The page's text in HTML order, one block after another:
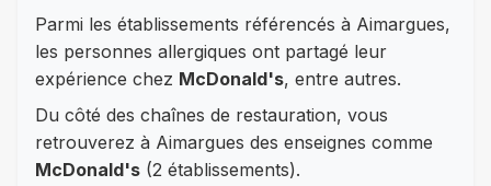
Parmi les établissements référencés à Aimargues,
les personnes allergiques ont partagé leur
expérience chez McDonald's, entre autres.
Du côté des chaînes de restauration, vous
retrouverez à Aimargues des enseignes comme
McDonald's (2 établissements).